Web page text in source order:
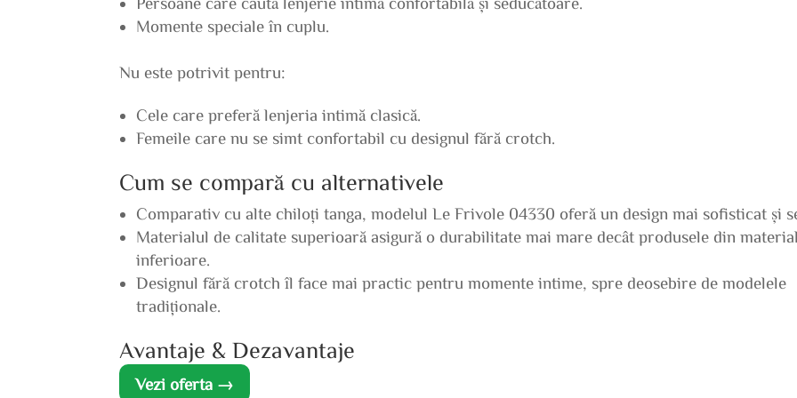
Momente speciale în cuplu.
Nu este potrivit pentru:
Cele care preferă lenjeria intimă clasică.
Femeile care nu se simt confortabil cu designul fără crotch.
Cum se compară cu alternativele
Comparativ cu alte chiloți tanga, modelul Le Frivole 04330 oferă un design mai sofisticat și
Materialul de calitate superioară asigură o durabilitate mai mare decât produsele din
inferioare.
Designul fără crotch îl face mai practic pentru momente intime, spre deosebire de modelele
tradiționale.
Avantaje & Dezavantaje
Vezi oferta →